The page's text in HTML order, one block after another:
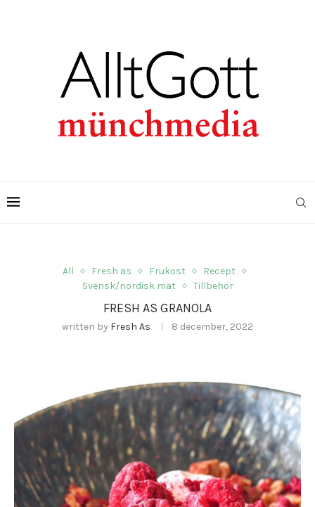
All Fresh as Frukost
Recept
Svensk/nordisk mat
Tillbehör
FRESH AS GRANOLA
written by Fresh As 8 december, 2022